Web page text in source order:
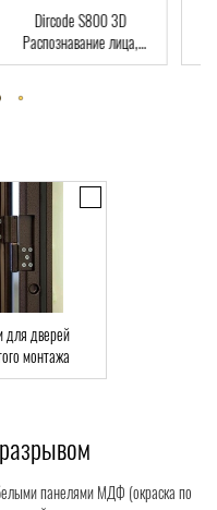
S800 3D
лица,
приложение
код, карта,
для дверей
монтажа
панелями МДФ (окраска по